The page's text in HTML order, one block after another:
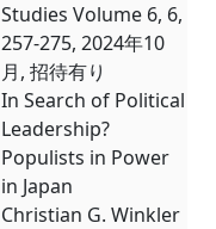
Studies Volume 6, 6,
257-275, 2024年10
月, 招待有り
In Search of Political
Leadership?
Populists in Power
in Japan
Christian G. Winkler